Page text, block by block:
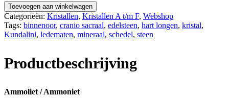
Ammoliet
/
Ammoniet
set
aantal
Toevoegen aan winkelwagen
Categorieën: Kristallen, Kristallen A t/m F, Webshop
Tags: binnenoor, cranio sacraal, edelsteen, hart longen, kristal,
Kundalini, ledematen, mineraal, schedel, steen
Productbeschrijving
Ammoliet / Ammoniet